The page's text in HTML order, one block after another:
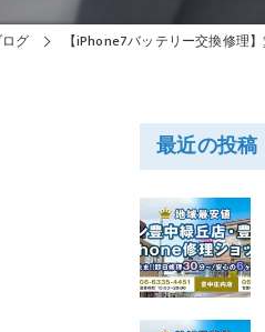
グ 【iPhone7バッテリー交換修理
最近の投稿